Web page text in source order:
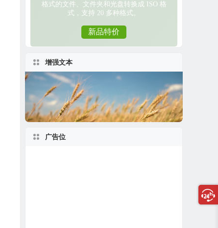
增强文本
广告位